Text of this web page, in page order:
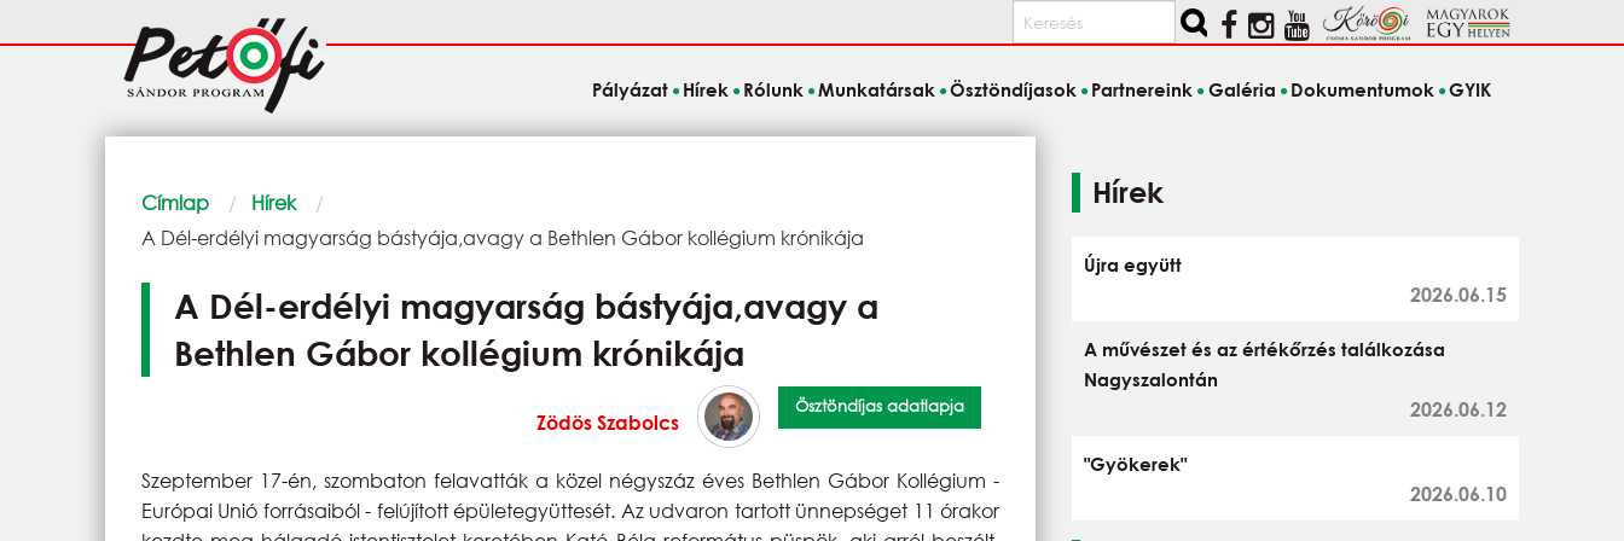
Keresés
Fő
navigáció
Pályázat Hírek Rólunk Munkatársak Ösztöndíjasok Partnereink Galéria Dokumentumok GYIK
Morzsa
Címlap
Hírek
Current:
A Dél-erdélyi magyarság bástyája,avagy a Bethlen Gábor kollégium krónikája
A Dél-erdélyi magyarság bástyája,avagy a
Bethlen Gábor kollégium krónikája
Zödös Szabolcs
Ösztöndíjas adatlapja
Szeptember 17-én, szombaton felavatták a közel négyszáz éves Bethlen Gábor Kollégium -
Európai Unió forrásaiból - felújított épületegyüttesét. Az udvaron tartott ünnepséget 11 órakor
Hírek
Újra együtt
2026.06.15
A művészet és az értékőrzés találkozása
Nagyszalontán
2026.06.12
"Gyökerek"
2026.06.10